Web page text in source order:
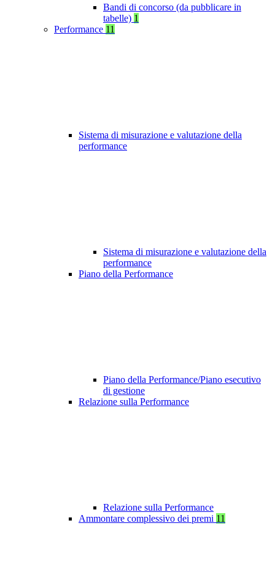
Bandi di concorso (da pubblicare in
tabelle) 1
Performance 11
Sistema di misurazione e valutazione della
performance
Sistema di misurazione e valutazione della
performance
Piano della Performance
Piano della Performance/Piano esecutivo
di gestione
Relazione sulla Performance
Relazione sulla Performance
Ammontare complessivo dei premi 11